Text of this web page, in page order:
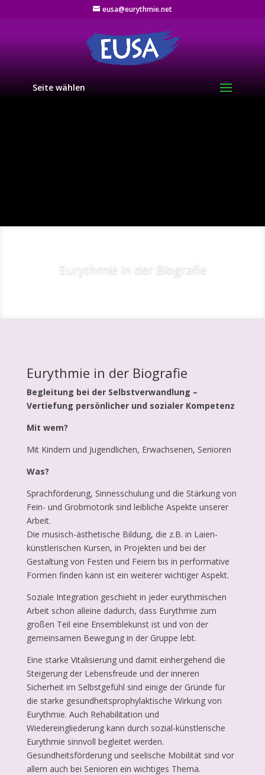
eusa@eurythmie.net
Seite wählen
Eurythmie in der Biografie
Eurythmie in der Biografie
Begleitung bei der Selbstverwandlung –
Vertiefung persönlicher und sozialer Kompetenz
Mit wem?
Mit Kindern und Jugendlichen, Erwachsenen, Senioren
Was?
Sprachförderung, Sinnesschulung und die Stärkung von
Fein- und Grobmotorik sind leibliche Aspekte unserer
Arbeit.
Die musisch-ästhetische Bildung, die z.B. in Laien-
künstlerischen Kursen, in Projekten und bei der
Gestaltung von Festen und Feiern bis in performative
Formen finden kann ist ein weiterer wichtiger Aspekt.
Soziale Integration geschieht in jeder eurythmischen
Arbeit schon alleine dadurch, dass Eurythmie zum
großen Teil eine Ensemblekunst ist und von der
gemeinsamen Bewegung in der Gruppe lebt.
Eine starke Vitalisierung und damit einhergehend die
Steigerung der Lebensfreude und der inneren
Sicherheit im Selbstgefühl sind einige der Gründe für
die starke gesundheitsprophylaktische Wirkung von
Eurythmie. Auch Rehabilitation und
Wiedereingliederung kann durch sozial-künstlerische
Eurythmie sinnvoll begleitet werden.
Gesundheitsförderung und seelische Mobilität sind vor
allem auch bei Senioren ein wichtiges Thema.